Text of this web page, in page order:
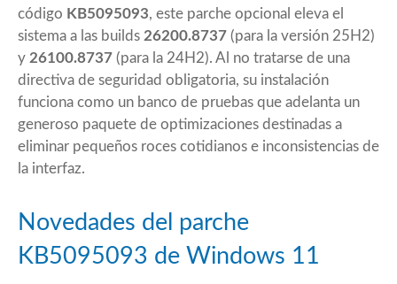
código KB5095093, este parche opcional eleva el
sistema a las builds 26200.8737 (para la versión 25H2)
y 26100.8737 (para la 24H2). Al no tratarse de una
directiva de seguridad obligatoria, su instalación
funciona como un banco de pruebas que adelanta un
generoso paquete de optimizaciones destinadas a
eliminar pequeños roces cotidianos e inconsistencias de
la interfaz.
Novedades del parche
KB5095093 de Windows 11